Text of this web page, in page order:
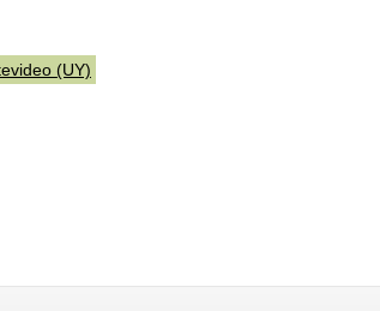
(UY)